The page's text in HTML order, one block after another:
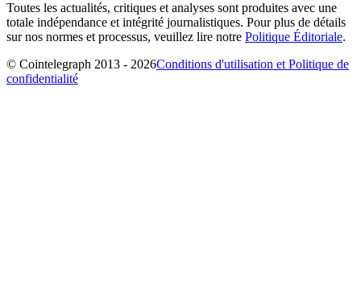
Toutes les actualités, critiques et analyses sont produites avec une
totale indépendance et intégrité journalistiques. Pour plus de détails
sur nos normes et processus, veuillez lire notre Politique Éditoriale.
© Cointelegraph 2013 - 2026Conditions d'utilisation et Politique de
confidentialité